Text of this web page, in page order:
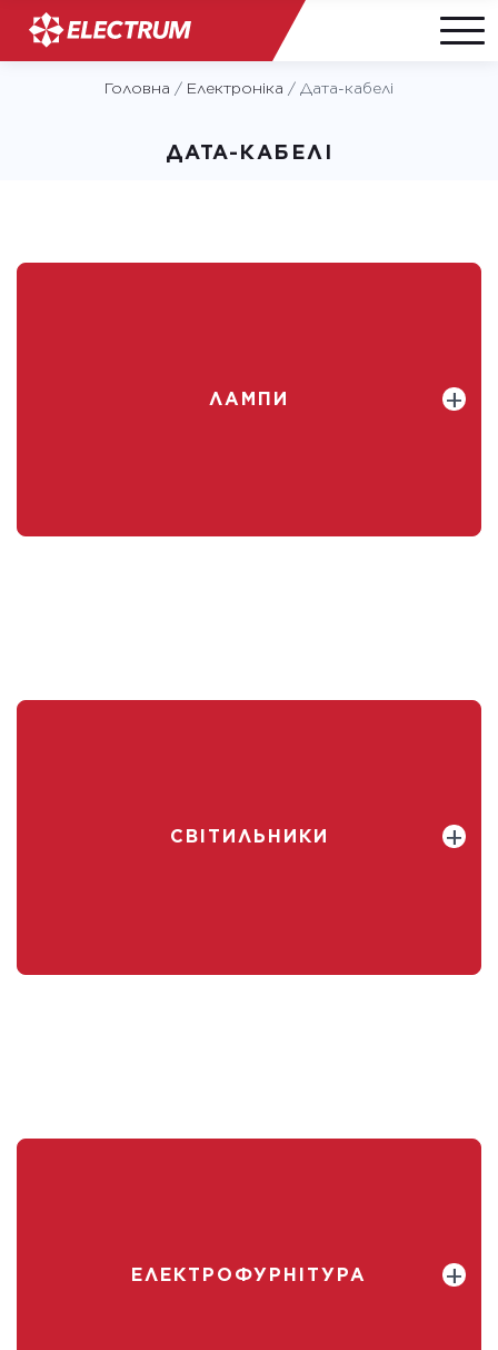
Головна / Електроніка / Дата-кабелі
ДАТА-КАБЕЛІ
ЛАМПИ
СВІТИЛЬНИКИ
ЕЛЕКТРОФУРНІТУРА